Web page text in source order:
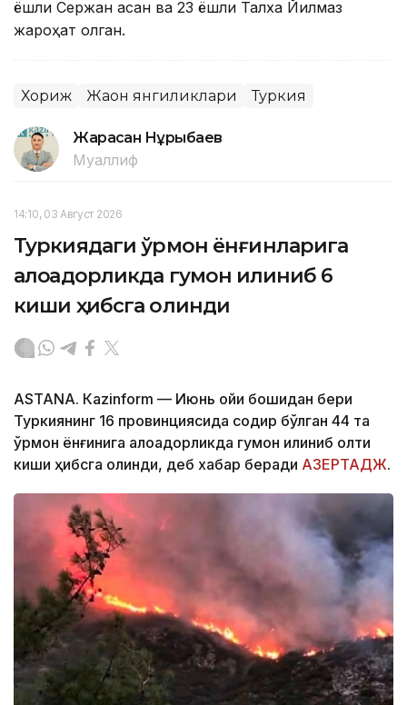
ёшли Сержан Ҳасан ва 23 ёшли Талха Йилмаз
жароҳат олган.
Хориж Жаҳон янгиликлари Туркия
Жарасқан Нұрыбаев
Муаллиф
14:10, 03 Август 2026
Туркиядаги ўрмон ёнғинларига
алоқадорликда гумон қилиниб 6
киши ҳибсга олинди
ASTANА. Кazinform — Июнь ойи бошидан бери
Туркиянинг 16 провинциясида содир бўлган 44 та
ўрмон ёнғинига алоқадорликда гумон қилиниб олти
киши ҳибсга олинди, деб хабар беради АЗЕРТАДЖ.